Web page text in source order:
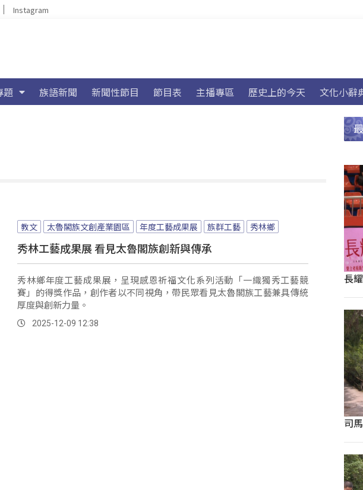
Instagram
題 族語新聞 新聞性節目 節目表 主播專區 歷史上的今天 文化小辭
教文 太魯閣族文創產業園區 年度工藝成果展 族群工藝 秀林鄉
秀林工藝成果展 看見太魯閣族創新與傳承
秀林鄉年度工藝成果展，呈現感恩祈福文化系列活動「一織獨秀工藝競
賽」的得獎作品，創作者以不同視角，帶民眾看見太魯閣族工藝兼具傳統
厚度與創新力量。
2025-12-09 12:38
長
司